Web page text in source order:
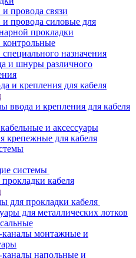
провода связи
и провода силовые для
прокладки
контрольные
назначения
и шнуры различного
и крепления для кабеля
ввода и крепления для кабеля
и аксессуары
крепежные для кабеля
системы
кабеля
для прокладки кабеля
для металлических лотков
каналы монтажные и
каналы напольные и